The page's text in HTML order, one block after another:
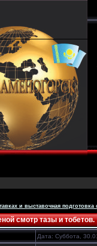
и выставочная подготовка
смотр тазы и тобетов.
Дата: Суббота,